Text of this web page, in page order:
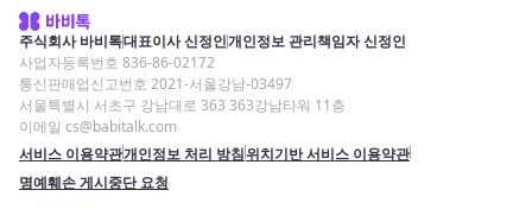
주식회사 바비톡대표이사 신정인개인정보 관리책임자 신정인
사업자등록번호 836-86-02172
통신판매업신고번호 2021-서울강남-03497
서울특별시 서초구 강남대로 363 363강남타워 11층
이메일 cs@babitalk.com
서비스 이용약관개인정보 처리 방침위치기반 서비스 이용약관
명예훼손 게시중단 요청